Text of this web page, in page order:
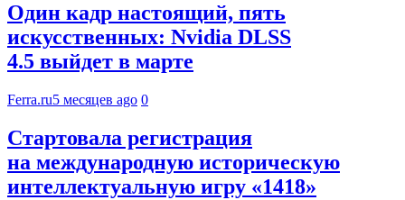
Один кадр настоящий, пять
искусственных: Nvidia DLSS
4.5 выйдет в марте
Ferra.ru5 месяцев ago 0
Стартовала регистрация
на международную историческую
интеллектуальную игру «1418»